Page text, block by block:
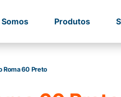
Produtos
Roma 60 Preto